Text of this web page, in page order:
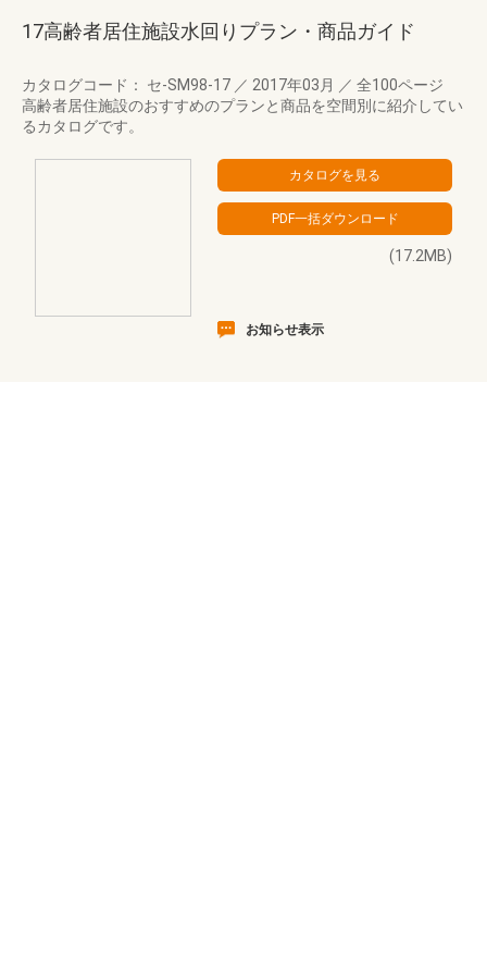
17高齢者居住施設水回りプラン・商品ガイド
カタログコード： セ-SM98-17 ／ 2017年03月 ／ 全100ページ
高齢者居住施設のおすすめのプランと商品を空間別に紹介してい
るカタログです。
(17.2MB)
お知らせ表示